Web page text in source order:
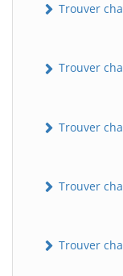
Trouver
Trouver
Trouver
Trouver
Trouver